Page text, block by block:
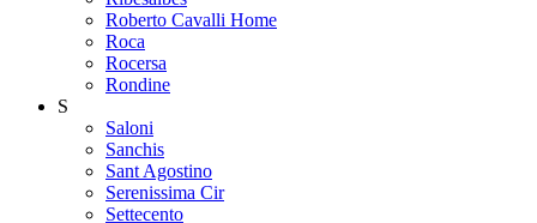
Roberto Cavalli Home
Roca
Rocersa
Rondine
S
Saloni
Sanchis
Sant Agostino
Serenissima Cir
Settecento